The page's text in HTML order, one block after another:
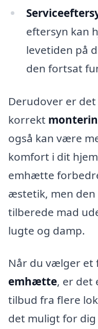
eftersyn kan
levetiden på
den fortsat
Derudover er
korrekt
også kan være
komfort i dit
emhætte
æstetik, men den
tilberede mad
lugte og damp.
Når du vælger et
emhætte, er det
tilbud fra flere
det muligt for dig